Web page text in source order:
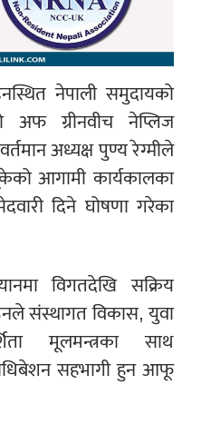
नेपाली समुदायको
अफ ग्रीनवीच नेप्लिज
अध्यक्ष पुण्य रेग्मीले
आगामी कार्यकालका
दिने घोषणा गरेका
विगतदेखि सक्रिय
संस्थागत विकास, युवा
मूलमन्त्रका साथ
सहभागी हुन आफू